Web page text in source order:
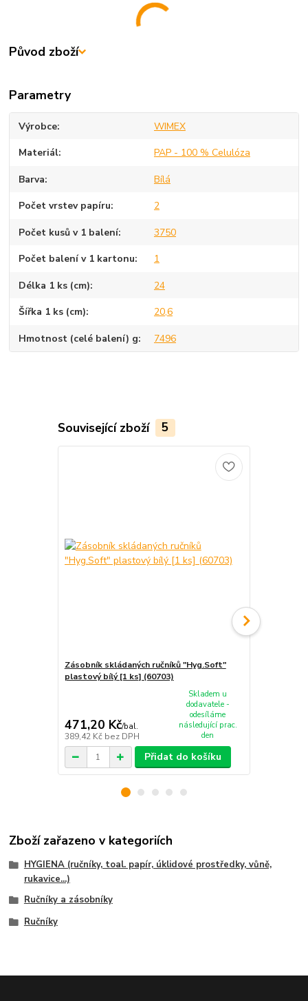
Původ zboží
Parametry
Výrobce WIMEX
Materiál PAP - 100 % Celulóza
Barva Bílá
Počet vrstev papíru 2
Počet kusů v 1 balení 3750
Počet balení v 1 kartonu 1
Délka 1 ks (cm) 24
Šířka 1 ks (cm) 20,6
Hmotnost (celé balení) g 7496
Související zboží 5
Zásobník skládaných ručníků "Hyg.Soft"
plastový bílý [1 ks] (60703)
471,20 Kč/bal.
389,42 Kč bez DPH
Skladem u
dodavatele -
odesíláme
následující prac.
den
Přidat do košíku
Zboží zařazeno v kategoriích
HYGIENA (ručníky, toal. papír, úklidové prostředky, vůně,
rukavice...)
Ručníky a zásobníky
Ručníky